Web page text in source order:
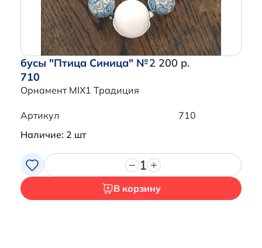
бусы "Птица Синица" №
710
Орнамент MIX1 Традиция
2 200 р.
Артикул
710
Наличие: 2 шт
1
В корзину